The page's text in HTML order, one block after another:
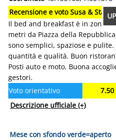
UP
Recensione e voto Susa &
Il bed and breakfast è in zona
metri da Piazza della
sono semplici, spaziose e
quantità e qualità. Buon
Posti auto e moto. Buona
gestori.
Voto orientativo
7.50
Descrizione ufficiale (+)
Mese con sfondo verde=aperto